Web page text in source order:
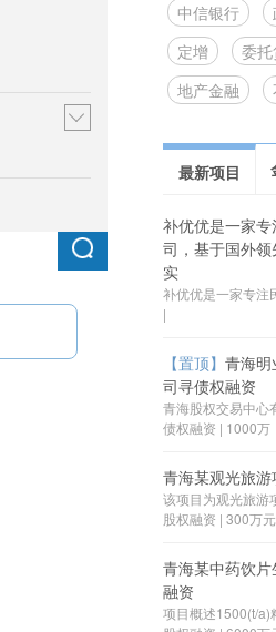
中信银行
定增
委
地产金融
最新项目
补优优是一家
司，基于国外
实
补优优是一家专注
|
【置顶】 青海
司寻债权融资
青海股权交易中心
债权融资 | 1000万
青海某观光旅
该项目为观光旅游
股权融资 | 300万
青海某中药饮
融资
项目概述1500(t/a)